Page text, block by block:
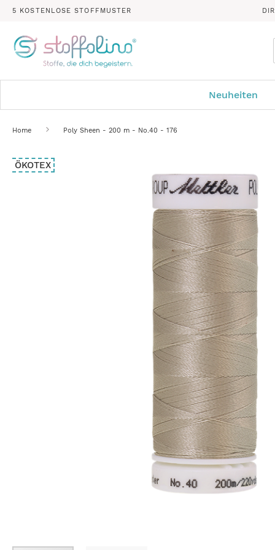
5 KOSTENLOSE STOFFMUSTER
Neuheiten
Home Poly Sheen - 200 m - No.40 - 176
Zum
Ende
ÖKOTEX